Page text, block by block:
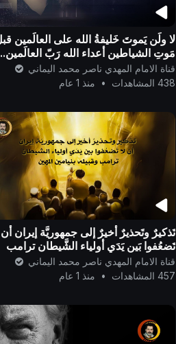
لا ولَن يَموتَ خَليفةُ الله على العالَمين
مَوتِ الشياطين أعداء الله رَبّ العالَمين..
قناة الامام المهدي ناصر محمد اليماني
438 المشاهدات
• منذ 1 عام
تَذكيرٌ وتَحذيرٌ أخيرٌ إلى جمهوريَّة إيران أن
تَضعُفوا بَين يَدَي أولياء الشَّيطان ترامب
وقَبيِله بنيامين المَهِين ..
قناة الامام المهدي ناصر محمد اليماني
457 المشاهدات
• منذ 1 عام